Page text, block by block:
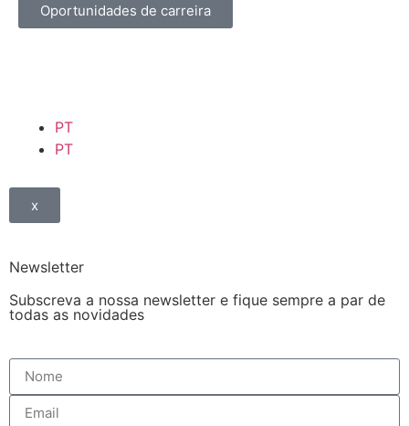
Oportunidades de carreira
PT
PT
x
Newsletter
Subscreva a nossa newsletter e fique sempre a par de
todas as novidades